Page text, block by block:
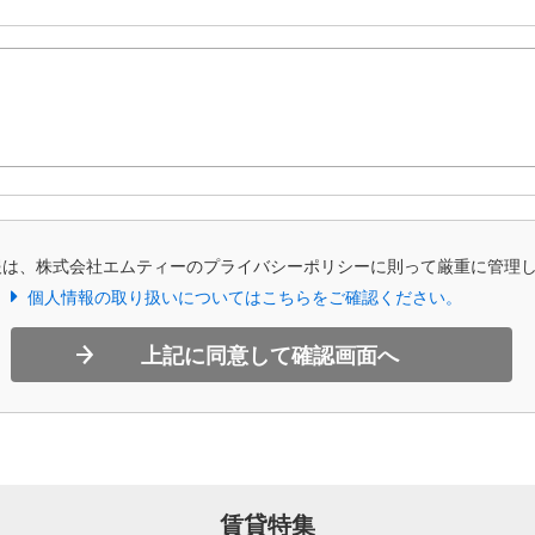
、株式会社エムティーのプライバシーポリシーに則って厳重に管理
個人情報の取り扱いについてはこちらをご確認ください。
上記に同意して確認画面へ
賃貸特集